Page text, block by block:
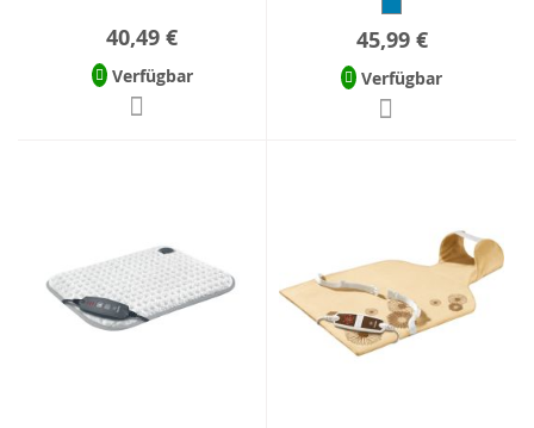
40,49 €
Verfügbar
45,99 €
Verfügbar